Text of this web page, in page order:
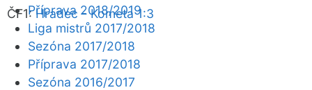
ČF1:Hradec - Kometa 1:3
Příprava 2018/2019
Liga mistrů 2017/2018
Sezóna 2017/2018
Příprava 2017/2018
Sezóna 2016/2017